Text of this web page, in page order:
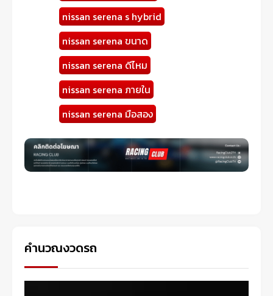
nissan serena s hybrid
nissan serena ขนาด
nissan serena ดีไหม
nissan serena ภายใน
nissan serena มือสอง
คำนวณงวดรถ